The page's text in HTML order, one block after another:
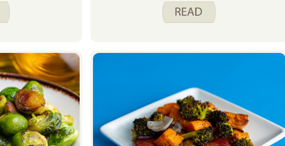
Oktober-
ich dir
Jahr über
ich in der
darauf.
Mahlzeit
schnelle
planen,
leckeren
intelligent. Rezepte, die wir mit
diesem Gerät erfolgreich zubereitet
die Lebensmittel zirkulieren lässt,
Textur wie beim Braten verleiht,
jedoch mit viel weniger Öl.
Heißluftfritteusen gibt es in
verschiedenen Größen und Typen.
Meine ist eine 5,8-Liter-Korb-